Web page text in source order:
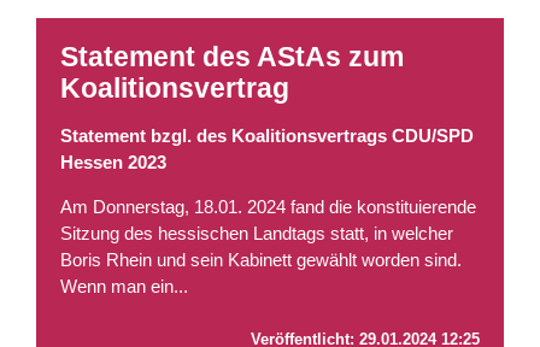
Statement des AStAs zum
Koalitionsvertrag
Statement bzgl. des Koalitionsvertrags CDU/SPD
Hessen 2023
Am Donnerstag, 18.01. 2024 fand die konstituierende
Sitzung des hessischen Landtags statt, in welcher
Boris Rhein und sein Kabinett gewählt worden sind.
Wenn man ein...
Veröffentlicht:29.01.2024 12:25